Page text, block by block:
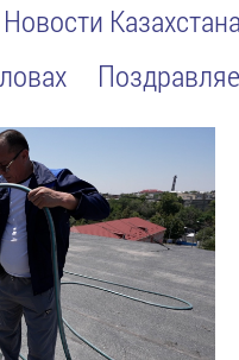
Новости